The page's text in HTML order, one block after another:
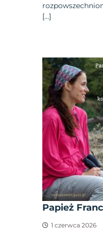
[…]
Papież
1 czerwca 2026